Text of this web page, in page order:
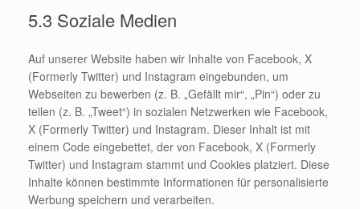
5.3 Soziale Medien
Auf unserer Website haben wir Inhalte von Facebook, X
(Formerly Twitter) und Instagram eingebunden, um
Webseiten zu bewerben (z. B. „Gefällt mir“, „Pin“) oder zu
teilen (z. B. „Tweet“) in sozialen Netzwerken wie Facebook,
X (Formerly Twitter) und Instagram. Dieser Inhalt ist mit
einem Code eingebettet, der von Facebook, X (Formerly
Twitter) und Instagram stammt und Cookies platziert. Diese
Inhalte können bestimmte Informationen für personalisierte
Werbung speichern und verarbeiten.